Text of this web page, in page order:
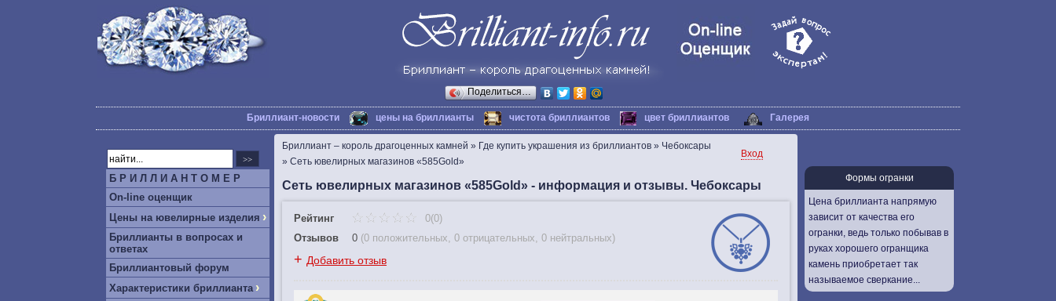
Поделиться…
Бриллиант-новости цены на бриллианты чистота бриллиантов цвет бриллиантов Галерея
Б Р И Л Л И А Н Т О М Е Р
On-line оценщик
Цены на ювелирные изделия ›
Бриллианты в вопросах и
ответах
Бриллиантовый форум
Характеристики бриллианта ›
Бриллиант – король драгоценных камней » Где купить украшения из бриллиантов » Чебоксары
» Сеть ювелирных магазинов «585Gold»
Вход
Сеть ювелирных магазинов «585Gold» - информация и отзывы. Чебоксары
Рейтинг
0(0)
Отзывов
0 (0 положительных, 0 отрицательных, 0 нейтральных)
+ Добавить отзыв
Формы огранки
Цена бриллианта напрямую
зависит от качества его
огранки, ведь только побывав в
руках хорошего огранщика
камень приобретает так
называемое сверкание...